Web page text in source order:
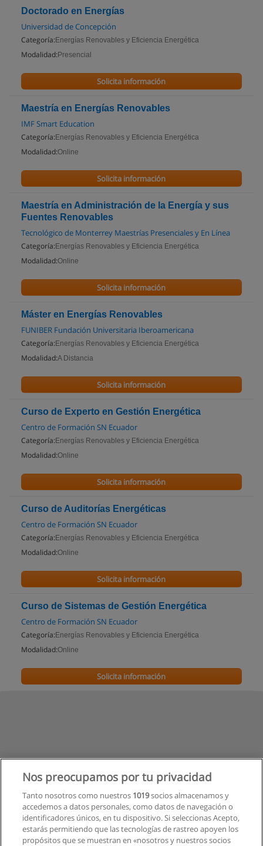
Doctorado en Energías
Universidad de Concepción
Categoría: Energías Renovables y Eficiencia Energética
Modalidad: Presencial
Solicita información
Maestría en Energías Renovables
IMF Smart Education
Categoría: Energías Renovables y Eficiencia Energética
Modalidad:Online
Solicita información
Maestría en Administración de la Energía y sus
Fuentes Renovables
Tecnológico de Monterrey Maestrías Presenciales y En Línea
Categoría: Energías Renovables y Eficiencia Energética
Modalidad:Online
Solicita información
Máster en Energías Renovables
FUNIBER Fundación Universitaria Iberoamericana
Categoría: Energías Renovables y Eficiencia Energética
Modalidad:A Distancia
Solicita información
Curso de Experto en Gestión Energética
Centro de Formación SN Ecuador
Categoría: Energías Renovables y Eficiencia Energética
Modalidad:Online
Solicita información
Curso de Auditorías Energéticas
Centro de Formación SN Ecuador
Categoría: Energías Renovables y Eficiencia Energética
Modalidad:Online
Solicita información
Curso de Sistemas de Gestión Energética
Centro de Formación SN Ecuador
Categoría: Energías Renovables y Eficiencia Energética
Modalidad:Online
Solicita información
Nos preocupamos por tu privacidad
Tanto nosotros como nuestros 1019socios almacenamos y
accedemos a datos personales, como datos de navegación o
identificadores únicos, en tu dispositivo. Si seleccionas Acepto,
estarás permitiendo que las tecnologías de rastreo apoyen los
propósitos que se muestran en «nosotros y nuestros socios